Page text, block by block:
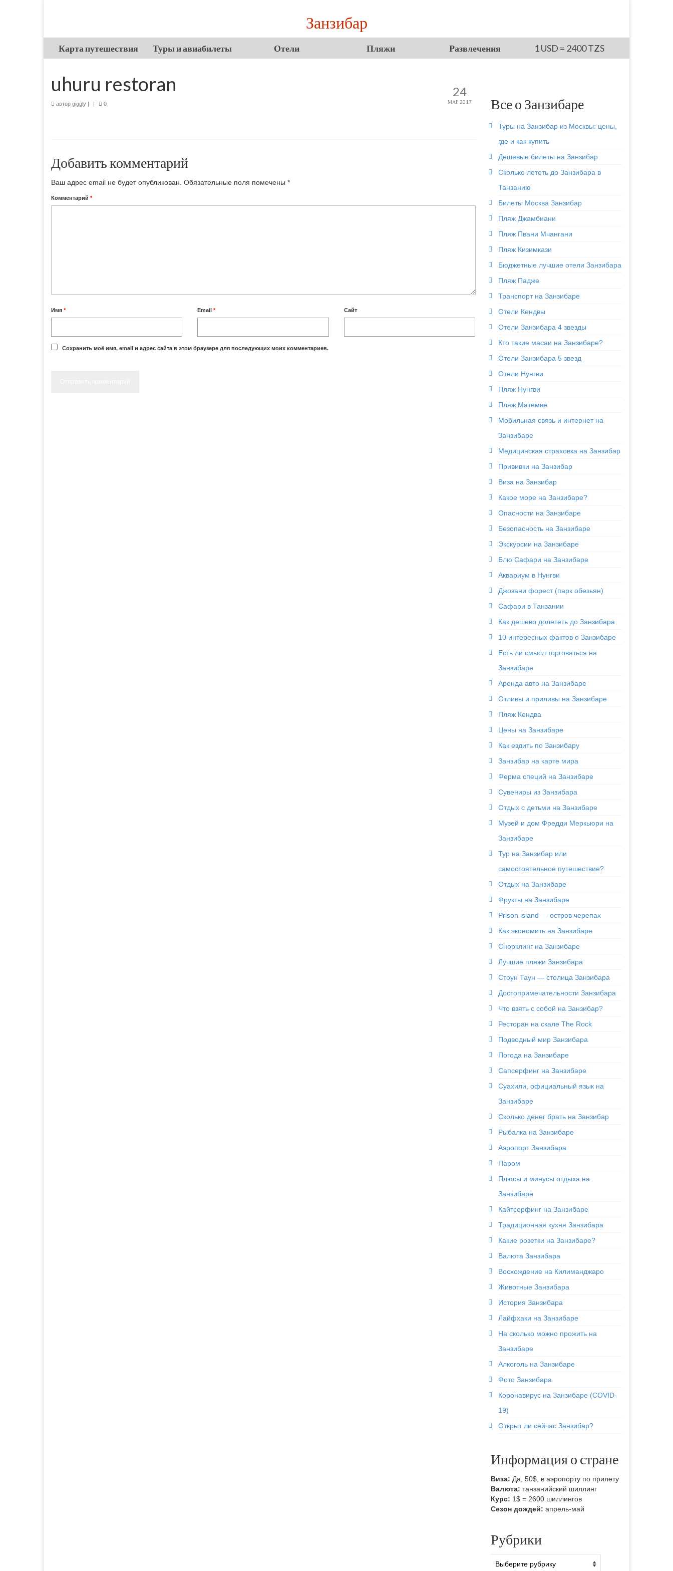
Занзибар
Карта путешествия Туры и авиабилеты Отели Пляжи Развлечения 1 USD = 2400 TZS
24
МАР 2017
uhuru restoran
автор giggly | | 0
Добавить комментарий
Ваш адрес email не будет опубликован. Обязательные поля помечены *
Комментарий *
Имя * Email* Сайт
Сохранить моё имя, email и адрес сайта в этом браузере для последующих моих комментариев.
Все о Занзибаре
Туры на Занзибар из Москвы: цены,
где и как купить
Дешевые билеты на Занзибар
Сколько лететь до Занзибара в
Танзанию
Билеты Москва Занзибар
Пляж Джамбиани
Пляж Пвани Мчангани
Пляж Кизимкази
Бюджетные лучшие отели Занзибара
Пляж Падже
Транспорт на Занзибаре
Отели Кендвы
Отели Занзибара 4 звезды
Кто такие масаи на Занзибаре?
Отели Занзибара 5 звезд
Отели Нунгви
Пляж Нунгви
Пляж Матемве
Мобильная связь и интернет на
Занзибаре
Медицинская страховка на Занзибар
Прививки на Занзибар
Виза на Занзибар
Какое море на Занзибаре?
Опасности на Занзибаре
Безопасность на Занзибаре
Экскурсии на Занзибаре
Блю Сафари на Занзибаре
Аквариум в Нунгви
Джозани форест (парк обезьян)
Сафари в Танзании
Как дешево долететь до Занзибара
10 интересных фактов о Занзибаре
Есть ли смысл торговаться на
Занзибаре
Аренда авто на Занзибаре
Отливы и приливы на Занзибаре
Пляж Кендва
Цены на Занзибаре
Как ездить по Занзибару
Занзибар на карте мира
Ферма специй на Занзибаре
Сувениры из Занзибара
Отдых с детьми на Занзибаре
Музей и дом Фредди Меркьюри на
Занзибаре
Тур на Занзибар или
самостоятельное путешествие?
Отдых на Занзибаре
Фрукты на Занзибаре
Prison island — остров черепах
Как экономить на Занзибаре
Снорклинг на Занзибаре
Лучшие пляжи Занзибара
Стоун Таун — столица Занзибара
Достопримечательности Занзибара
Что взять с собой на Занзибар?
Ресторан на скале The Rock
Подводный мир Занзибара
Погода на Занзибаре
Сапсерфинг на Занзибаре
Суахили, официальный язык на
Занзибаре
Сколько денег брать на Занзибар
Рыбалка на Занзибаре
Аэропорт Занзибара
Паром
Плюсы и минусы отдыха на
Занзибаре
Кайтсерфинг на Занзибаре
Традиционная кухня Занзибара
Какие розетки на Занзибаре?
Валюта Занзибара
Восхождение на Килиманджаро
Животные Занзибара
История Занзибара
Лайфхаки на Занзибаре
На сколько можно прожить на
Занзибаре
Алкоголь на Занзибаре
Фото Занзибара
Коронавирус на Занзибаре (COVID-
19)
Открыт ли сейчас Занзибар?
Информация о стране
Виза: Да, 50$, в аэропорту по прилету
Валюта: танзанийский шиллинг
Курс: 1$ = 2600 шиллингов
Сезон дождей: апрель-май
Рубрики